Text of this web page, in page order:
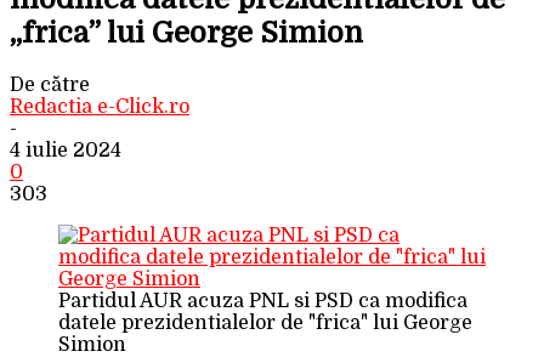
„frica” lui George Simion
De către
Redactia e-Click.ro
-
4 iulie 2024
0
303
Partidul AUR acuza PNL si PSD ca modifica
datele prezidentialelor de "frica" lui George
Simion